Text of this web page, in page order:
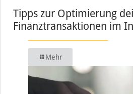
Tipps zur Optimierung
Finanztransaktionen im
Mehr